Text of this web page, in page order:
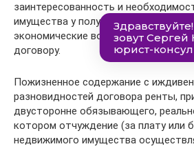
заинтересованность и
имущества у получателя ренты и
экономические возможности
договору.
Пожизненное содержание с
разновидностей договора ренты,
двусторонне обязывающего,
котором отчуждение (за плату или
недвижимого имущества